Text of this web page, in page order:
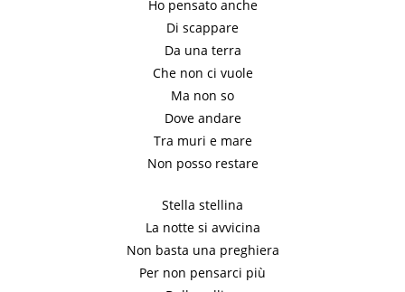
Ho pensato anche
Di scappare
Da una terra
Che non ci vuole
Ma non so
Dove andare
Tra muri e mare
Non posso restare
Stella stellina
La notte si avvicina
Non basta una preghiera
Per non pensarci più